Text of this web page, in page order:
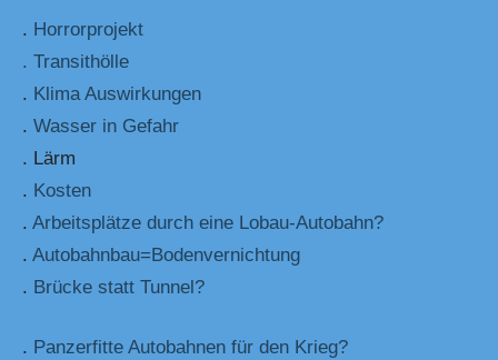
. Horrorprojekt
. Transithölle
. Klima Auswirkungen
. Wasser in Gefahr
. Lärm
. Kosten
. Arbeitsplätze durch eine Lobau-Autobahn?
. Autobahnbau=Bodenvernichtung
. Brücke statt Tunnel?
. Panzerfitte Autobahnen für den Krieg?